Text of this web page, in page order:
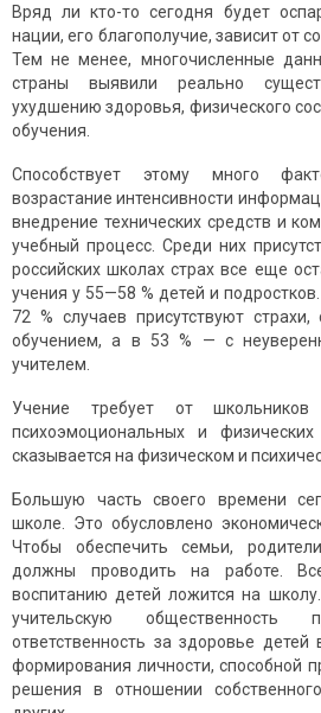
Вряд ли кто-то сегодня будет
нации, его благополучие, зависит от
Тем не менее, многочисленные
страны выявили реально
ухудшению здоровья, физического
обучения.
Способствует этому много
возрастание интенсивности
внедрение технических средств и
учебный процесс. Среди них
российских школах страх все еще
учения у 55—58 % детей и
72 % случаев присутствуют
обучением, а в 53 % — с
учителем.
Учение требует от школьников
психоэмоциональных и
сказывается на физическом и
Большую часть своего времени
школе. Это обусловлено
Чтобы обеспечить семьи,
должны проводить на работе.
воспитанию детей ложится на
учительскую
ответственность за здоровье детей
формирования личности, способной
решения в отношении